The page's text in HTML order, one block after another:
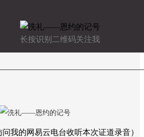
长按识别二维码关注我
问我的网易云电台收听本次证道录音）